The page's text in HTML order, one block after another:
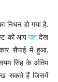
निधन हो गया है.
को आपयहांदेख
सैफई में हुआ.
सिंह के अंतिम
देख सकते हैं जिसमें